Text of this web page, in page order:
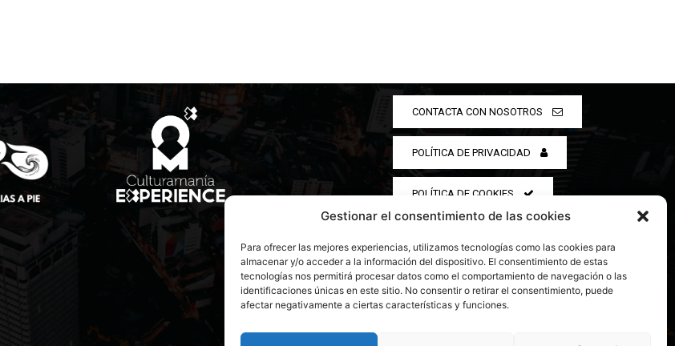
Gestionar el consentimiento de las cookies
Para ofrecer las mejores experiencias, utilizamos tecnologías como las cookies para
almacenar y/o acceder a la información del dispositivo. El consentimiento de estas
tecnologías nos permitirá procesar datos como el comportamiento de navegación o las
identificaciones únicas en este sitio. No consentir o retirar el consentimiento, puede
afectar negativamente a ciertas características y funciones.
CONTACTA CON NOSOTROS
POLÍTICA DE PRIVACIDAD
POLÍTICA DE COOKIES